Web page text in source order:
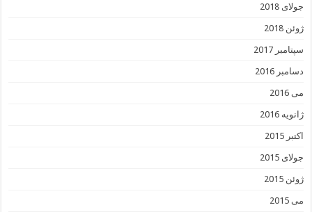
جولای 2018
ژوئن 2018
سپتامبر 2017
دسامبر 2016
می 2016
ژانویه 2016
اکتبر 2015
جولای 2015
ژوئن 2015
می 2015